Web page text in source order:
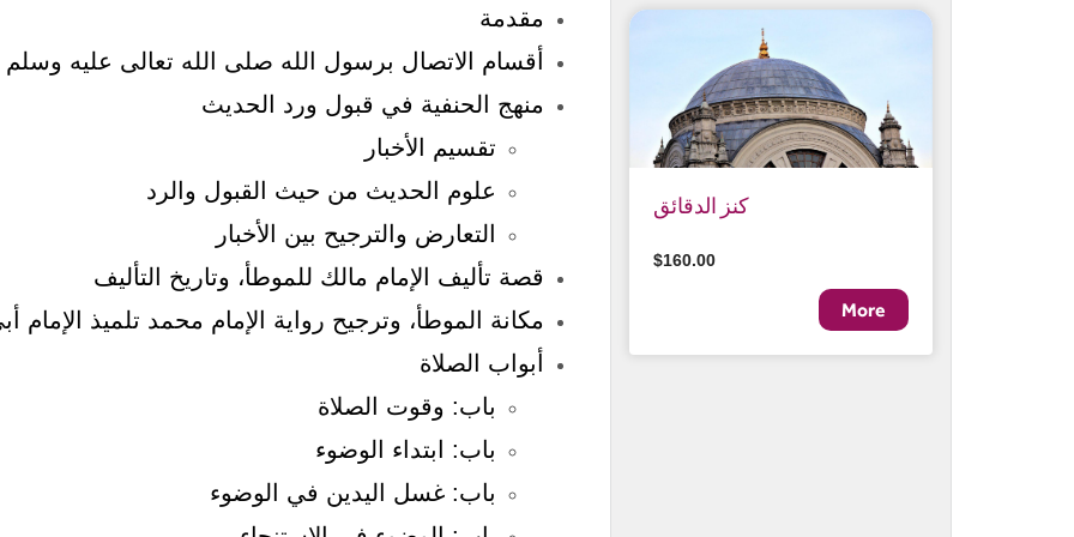
مقدمة
أقسام الاتصال برسول الله صلى الله تعالى عليه وسلم
منهج الحنفية في قبول ورد الحديث
تقسيم الأخبار
علوم الحديث من حيث القبول والرد
التعارض والترجيح بين الأخبار
قصة تأليف الإمام مالك للموطأ، وتاريخ التأليف
مكانة الموطأ، وترجيح رواية الإمام محمد تلميذ الإمام
أبواب الصلاة
باب: وقوت الصلاة
باب: ابتداء الوضوء
باب: غسل اليدين في الوضوء
كنز الدقائق
$160.00